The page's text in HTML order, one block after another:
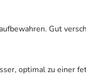
Gut
optimal zu einer